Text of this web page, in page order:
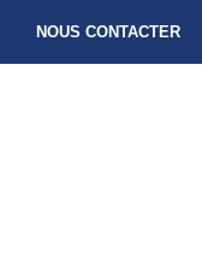
NOUS CONTACTER